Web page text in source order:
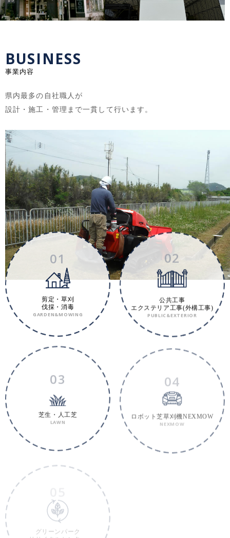
BUSINESS
事業内容
県内最多の自社職人が
設計・施工・管理まで一貫して行います。
01
剪定・草刈
伐採・消毒
GARDEN&MOWING
02
公共工事
エクステリア工事(外構工事)
PUBLIC&EXTERIOR
03
芝生・人工芝
LAWN
04
ロボット芝草刈機NEXMOW
NEXMOW
グリーンパーク
リサイクルセンター